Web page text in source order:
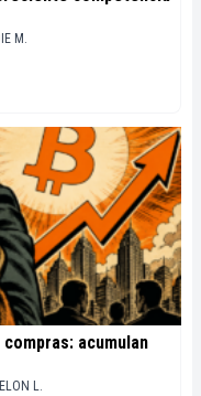
M.
acumulan
L.